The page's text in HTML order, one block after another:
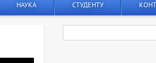
НАУКА СТУДЕНТУ